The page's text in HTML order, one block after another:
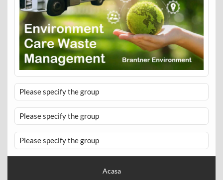
Please specify the group
Please specify the group
Please specify the group
Acasa